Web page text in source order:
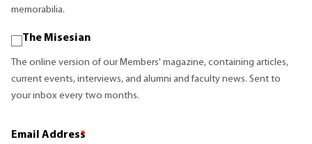
memorabilia.
The Misesian
The online version of our Members' magazine, containing articles,
current events, interviews, and alumni and faculty news. Sent to
your inbox every two months.
Email Address
*